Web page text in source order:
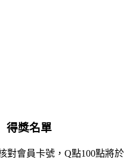
得獎名單
對會員卡號，Q點100點將於